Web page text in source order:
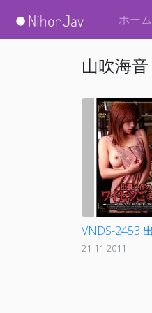
ホーム
山吹海音
21-11-2011